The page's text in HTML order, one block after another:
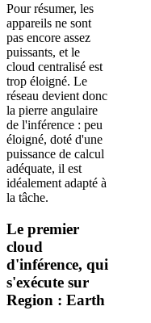
Pour résumer, les
appareils ne sont
pas encore assez
puissants, et le
cloud centralisé est
trop éloigné. Le
réseau devient donc
la pierre angulaire
de l'inférence : peu
éloigné, doté d'une
puissance de calcul
adéquate, il est
idéalement adapté à
la tâche.
Le premier
cloud
d'inférence, qui
s'exécute sur
Region : Earth